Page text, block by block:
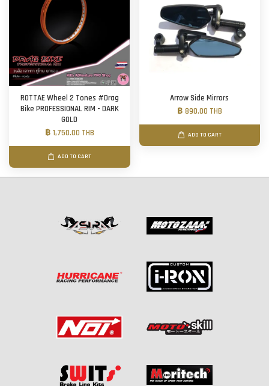
ROTTAE Wheel 2 Tones #Drag
Bike PROFESSIONAL RIM - DARK
GOLD
฿ 1,750.00 THB
ADD TO CART
Arrow Side Mirrors
฿ 890.00 THB
ADD TO CART